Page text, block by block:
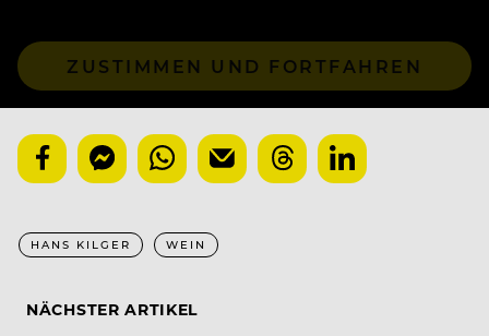
ZUSTIMMEN UND FORTFAHREN
HANS KILGER WEIN
NÄCHSTER ARTIKEL